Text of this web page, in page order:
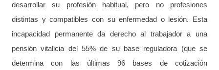
desarrollar su profesión habitual, pero no profesiones
distintas y compatibles con su enfermedad o lesión. Esta
incapacidad permanente da derecho al trabajador a una
pensión vitalicia del 55% de su base reguladora (que se
determina con las últimas 96 bases de cotización